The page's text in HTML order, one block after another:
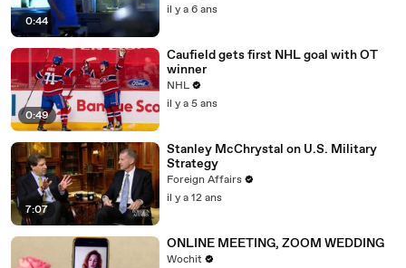
0:44
il y a 6 ans
0:49
Caufield gets first NHL goal with OT
winner
NHL
il y a 5 ans
7:07
Stanley McChrystal on U.S. Military
Strategy
Foreign Affairs
il y a 12 ans
ONLINE MEETING, ZOOM WEDDING
Wochit